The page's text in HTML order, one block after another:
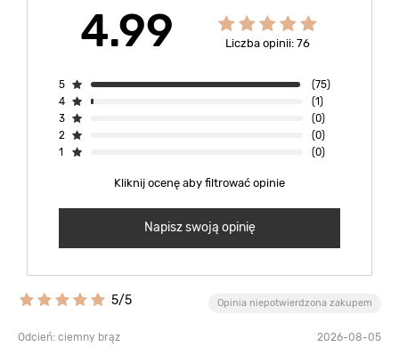
4.99 Liczba opinii: 76
5
(75)
4
(1)
3
(0)
2
(0)
1
(0)
Kliknij ocenę aby filtrować opinie
Napisz swoją opinię
5/5 Opinia niepotwierdzona zakupem
Odcień: ciemny brąz 2026-08-05